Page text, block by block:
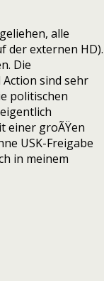
alle
der externen HD).
Die
sind sehr
politischen
einer groÃŸen
USK-Freigabe
in meinem